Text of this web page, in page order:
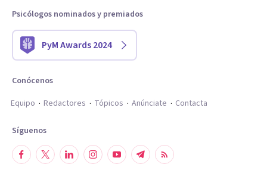
Psicólogos nominados y premiados
PyM Awards 2024
Conócenos
Equipo
Redactores Tópicos Anúnciate Contacta
Síguenos